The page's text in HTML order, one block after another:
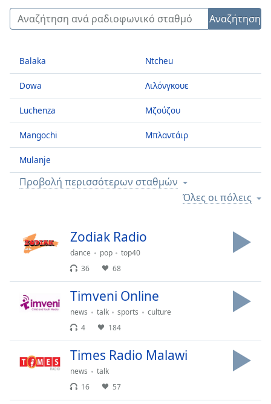
Current
Time0:00
Loaded:
Stream
Type LIVE
currently
behind
LIVE
Remaining
Time-
Playback
Rate
Chapters
descriptions
selected
Αναζήτηση
Balaka
Dowa
Luchenza
Mangochi
Mulanje
Ntcheu
Λιλόνγκουε
Μζούζου
Μπλαντάιρ
Προβολή περισσότερων σταθμών
Όλες οι πόλεις
Zodiak Radio
dance pop
top40
36
68
Timveni Online
news talk sports
culture
4
184
Times Radio Malawi
news
talk
16
57